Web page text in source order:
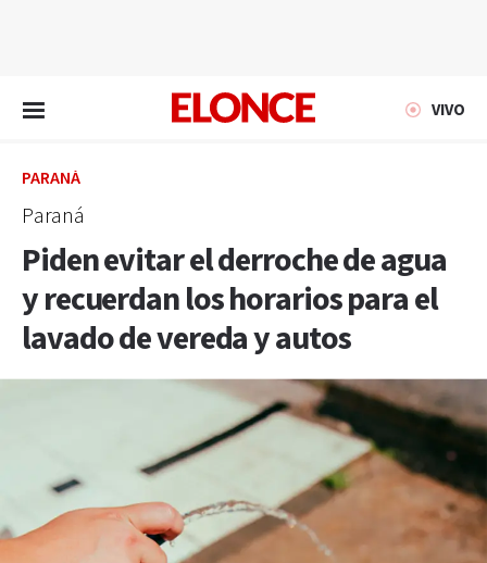
VIVO
PARANÁ
Paraná
Piden evitar el derroche de agua
y recuerdan los horarios para el
lavado de vereda y autos